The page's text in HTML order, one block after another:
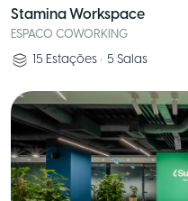
Stamina Workspace
ESPACO COWORKING
15 Estações • 5 Salas